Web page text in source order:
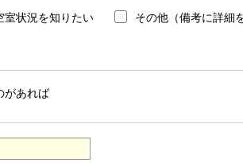
室状況を知りたい その他（備考に詳細
があれば